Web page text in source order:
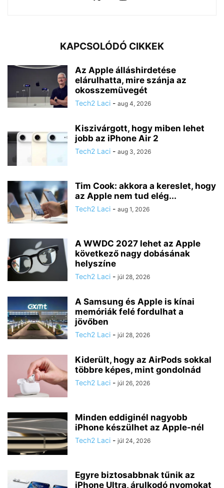
KAPCSOLÓDÓ CIKKEK
Az Apple álláshirdetése
elárulhatta, mire szánja az
okosszemüvegét
Tech2 Laci - aug 4, 2026
Kiszivárgott, hogy miben lehet
jobb az iPhone Air 2
Tech2 Laci - aug 3, 2026
Tim Cook: akkora a kereslet, hogy
az Apple nem tud elég...
Tech2 Laci - aug 1, 2026
A WWDC 2027 lehet az Apple
következő nagy dobásának
helyszíne
Tech2 Laci - júl 28, 2026
A Samsung és Apple is kínai
memóriák felé fordulhat a
jövőben
Tech2 Laci - júl 28, 2026
Kiderült, hogy az AirPods sokkal
többre képes, mint gondolnád
Tech2 Laci - júl 26, 2026
Minden eddiginél nagyobb
iPhone készülhet az Apple-nél
Tech2 Laci - júl 24, 2026
Egyre biztosabbnak tűnik az
iPhone Ultra, árulkodó nyomokat